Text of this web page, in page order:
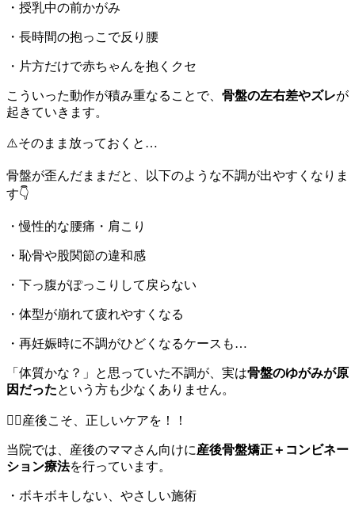
・授乳中の前かがみ
・長時間の抱っこで反り腰
・片方だけで赤ちゃんを抱くクセ
こういった動作が積み重なることで、 骨盤の左右差やズレが
起きていきます。
⚠️そのまま放っておくと…
骨盤が歪んだままだと、以下のような不調が出やすくなりま
す👇
・慢性的な腰痛・肩こり
・恥骨や股関節の違和感
・下っ腹がぽっこりして戻らない
・体型が崩れて疲れやすくなる
・再妊娠時に不調がひどくなるケースも…
「体質かな？」と思っていた不調が、実は骨盤のゆがみが原
因だったという方も少なくありません。
💆‍♀️産後こそ、正しいケアを！！
当院では、産後のママさん向けに産後骨盤矯正＋コンビネー
ション療法を行っています。
・ボキボキしない、やさしい施術